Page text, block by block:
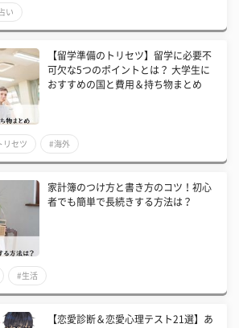
い
【留学準備のトリセツ】留学に必要不
可欠な5つのポイントとは？ 大学生に
おすすめの国と費用＆持ち物まとめ
リセツ #海外
家計簿のつけ方と書き方のコツ！初心
者でも簡単で長続きする方法は？
#生活
【恋愛診断＆恋愛心理テスト21選】あ